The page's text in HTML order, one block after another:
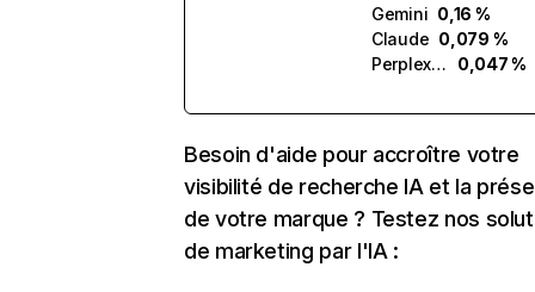
Gemini 0,16 %
Claude 0,079 %
Perplexity
0,047 %
Besoin d'aide pour accroître votre
visibilité de recherche IA et la
de votre marque ? Testez nos
de marketing par l'IA :